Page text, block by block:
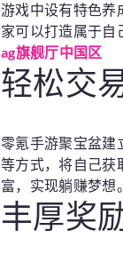
游戏中设有特色养
家可以打造属于自
ag旗舰厅中国区
轻松交
零氪手游聚宝盆建
等方式，将自己获
富，实现躺赚梦想。
丰厚奖